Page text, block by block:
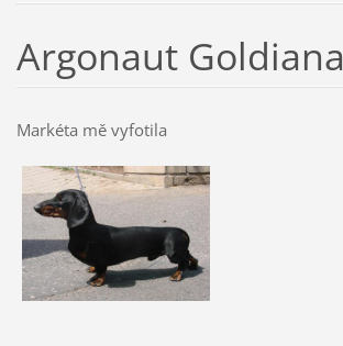
Argonaut Goldiana
Markéta mě vyfotila